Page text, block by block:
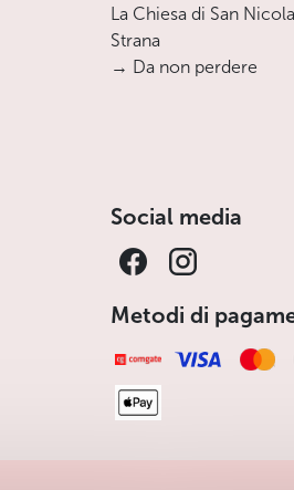
La Chiesa di San
Strana
→ Da non perdere
Social media
Metodi di